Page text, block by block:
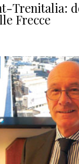
Trenitalia:
Frecce